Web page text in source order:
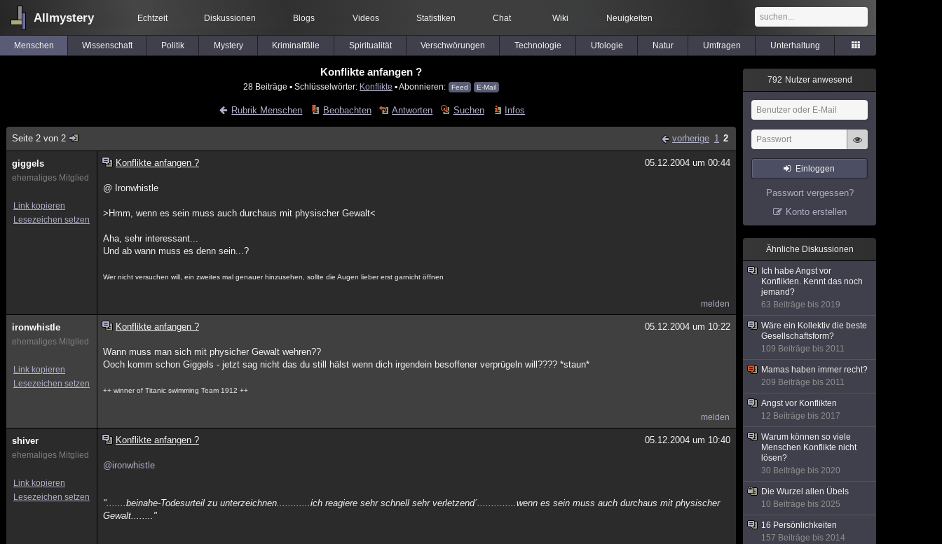
Allmystery Echtzeit Diskussionen Blogs Videos Statistiken Chat Wiki Neuigkeiten
Menschen Wissenschaft Politik Mystery Kriminalfälle Spiritualität Verschwörungen Technologie Ufologie Natur Umfragen Unterhaltung
Konflikte anfangen ?
28 Beiträge ▪ Schlüsselwörter: Konflikte ▪ Abonnieren: Feed E-Mail
Rubrik Menschen Beobachten Antworten Suchen Infos
Seite 2 von 2 vorherige 1 2
giggels
ehemaliges Mitglied
Link kopieren
Lesezeichen setzen
Konflikte anfangen ? 05.12.2004 um 00:44
@ Ironwhistle
>Hmm, wenn es sein muss auch durchaus mit physischer Gewalt<
Aha, sehr interessant...
Und ab wann muss es denn sein...?
Wer nicht versuchen will, ein zweites mal genauer hinzusehen, sollte die Augen lieber erst garnicht öffnen
melden
ironwhistle
ehemaliges Mitglied
Link kopieren
Lesezeichen setzen
Konflikte anfangen ? 05.12.2004 um 10:22
Wann muss man sich mit physicher Gewalt wehren??
Ooch komm schon Giggels - jetzt sag nicht das du still hälst wenn dich irgendein besoffener verprügeln will???? *staun*
++ winner of Titanic swimming Team 1912 ++
melden
shiver
ehemaliges Mitglied
Link kopieren
Lesezeichen setzen
Konflikte anfangen ? 05.12.2004 um 10:40
@ironwhistle
".......beinahe-Todesurteil zu unterzeichnen............ich reagiere sehr schnell sehr verletzend´..............wenn es sein muss auch durchaus mit physischer
Gewalt........"
792 Nutzer anwesend
Einloggen
Passwort vergessen?
Konto erstellen
Ähnliche Diskussionen
Ich habe Angst vor
Konflikten. Kennt das noch
jemand?
63 Beiträge bis 2019
Wäre ein Kollektiv die beste
Gesellschaftsform?
109 Beiträge bis 2011
Mamas haben immer recht?
209 Beiträge bis 2011
Angst vor Konflikten
12 Beiträge bis 2017
Warum können so viele
Menschen Konflikte nicht
lösen?
30 Beiträge bis 2020
Die Wurzel allen Übels
10 Beiträge bis 2025
16 Persönlichkeiten
157 Beiträge bis 2014